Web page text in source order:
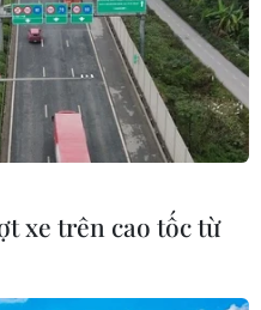
về
eo biển
sau vụ
Ấn Độ
xe trên cao tốc từ